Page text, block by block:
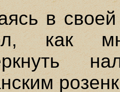
в
как